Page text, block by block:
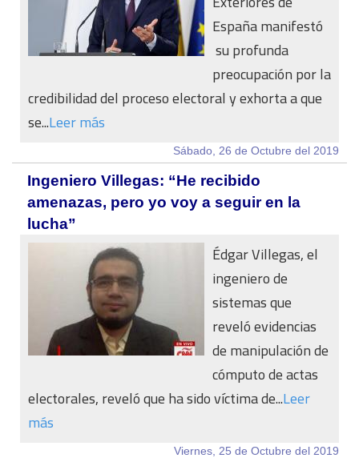
España manifestó
su profunda
preocupación por la
credibilidad del proceso electoral y exhorta a que
se...Leer más
Sábado, 26 de Octubre del 2019
Ingeniero Villegas: “He recibido
amenazas, pero yo voy a seguir en la
lucha”
Édgar Villegas, el
ingeniero de
sistemas que
reveló evidencias
de manipulación de
cómputo de actas
electorales, reveló que ha sido víctima de...Leer
más
Viernes, 25 de Octubre del 2019